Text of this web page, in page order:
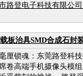
路登电子科技有限公
板治具SMD合成石封
厘锁魂：东莞路登科
卷高端手机摄像头模